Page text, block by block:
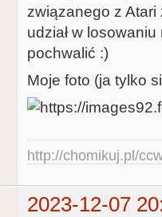
związanego z
udział w
pochwalić :)
Moje foto (ja tylko
http://chomikuj.pl/
2023-12-07